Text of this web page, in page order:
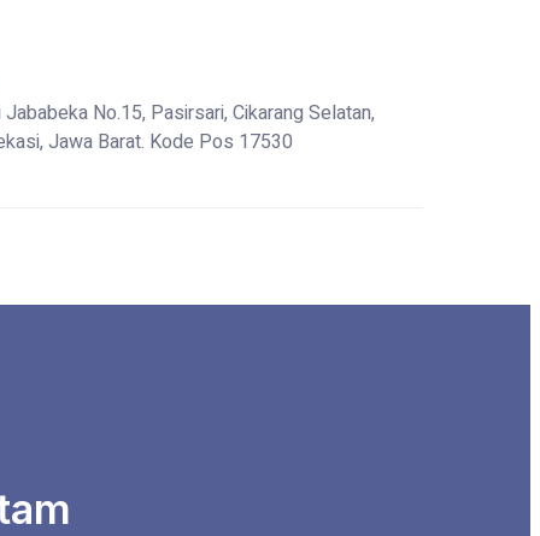
No.15, Pasirsari, Cikarang Selatan,
Jawa Barat. Kode Pos 17530